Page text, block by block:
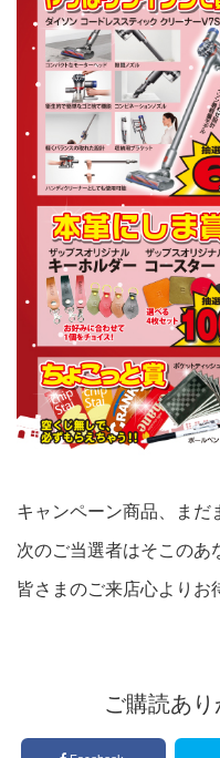
キャンペーン商品、まだ
次のご当選者はそこのあ
皆さまのご来店心よりお
ご購読あ